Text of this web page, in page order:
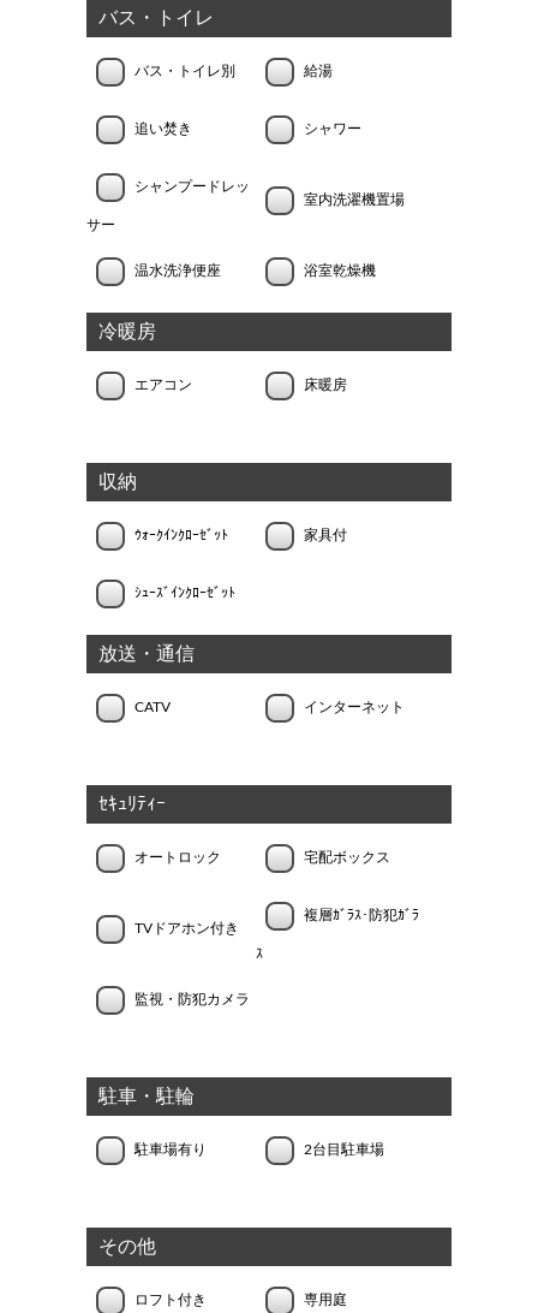
バス・トイレ
バス・トイレ別 給湯
追い焚き シャワー
シャンプードレッ
サー
室内洗濯機置場
温水洗浄便座 浴室乾燥機
冷暖房
エアコン 床暖房
収納
ｳｫｰｸｲﾝｸﾛｰｾﾞｯﾄ 家具付
ｼｭｰｽﾞｲﾝｸﾛｰｾﾞｯﾄ
放送・通信
CATV インターネット
ｾｷｭﾘﾃｨｰ
オートロック 宅配ボックス
TVドアホン付き
複層ｶﾞﾗｽ･防犯ｶﾞﾗ
ｽ
監視・防犯カメラ
駐車・駐輪
駐車場有り 2台目駐車場
その他
ロフト付き 専用庭